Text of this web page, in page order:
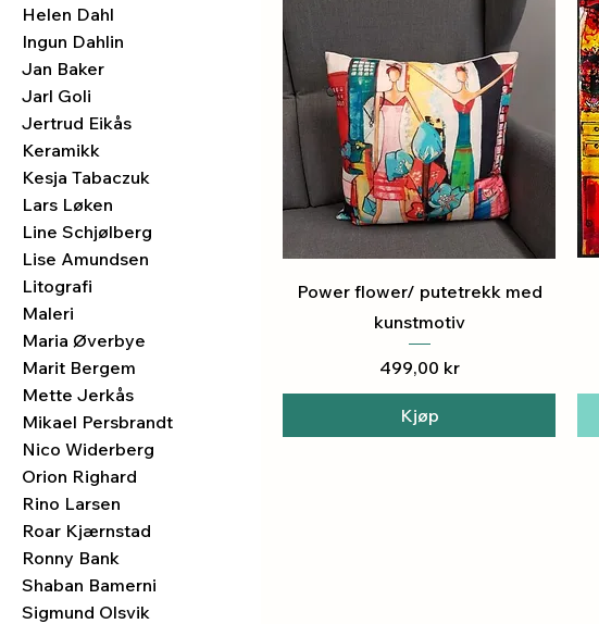
Helen Dahl
Ingun Dahlin
Jan Baker
Jarl Goli
Jertrud Eikås
Keramikk
Kesja Tabaczuk
Lars Løken
Line Schjølberg
Lise Amundsen
Litografi
Maleri
Maria Øverbye
Marit Bergem
Mette Jerkås
Mikael Persbrandt
Nico Widerberg
Orion Righard
Rino Larsen
Roar Kjærnstad
Ronny Bank
Shaban Bamerni
Sigmund Olsvik
Hurtigvisning
Power flower/ putetrekk med
kunstmotiv
Pris
499,00 kr
Kjøp